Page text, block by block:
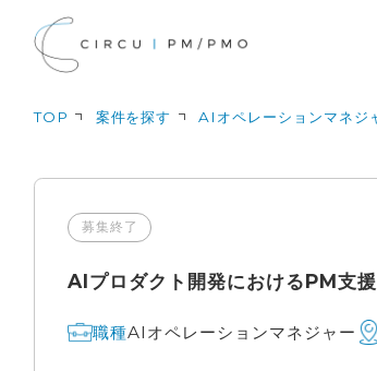
TOP 案件を探す AIオペレーションマネジ
募集終了
AIプロダクト開発におけるPM支
職種AIオペレーションマネジャー